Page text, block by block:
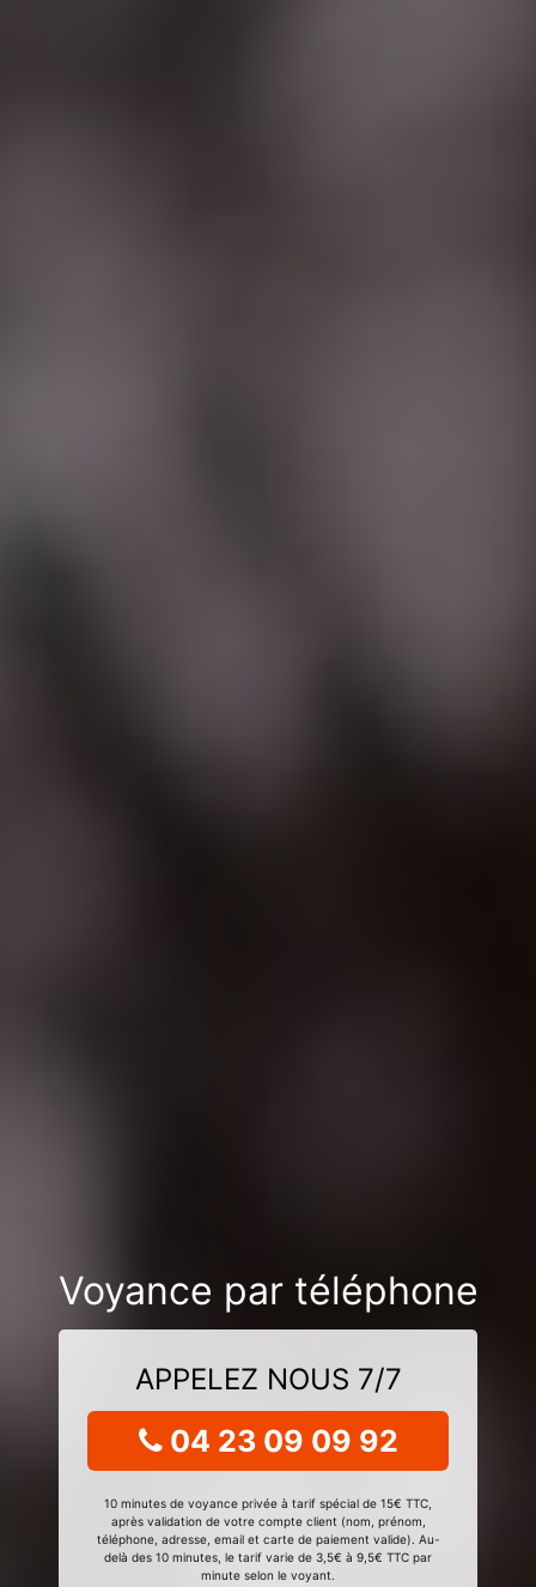
Voyance par téléphone
APPELEZ NOUS 7/7
04 23 09 09 92
10 minutes de voyance privée à tarif spécial de 15€ TTC,
après validation de votre compte client (nom, prénom,
téléphone, adresse, email et carte de paiement valide). Au-
delà des 10 minutes, le tarif varie de 3,5€ à 9,5€ TTC par
minute selon le voyant.